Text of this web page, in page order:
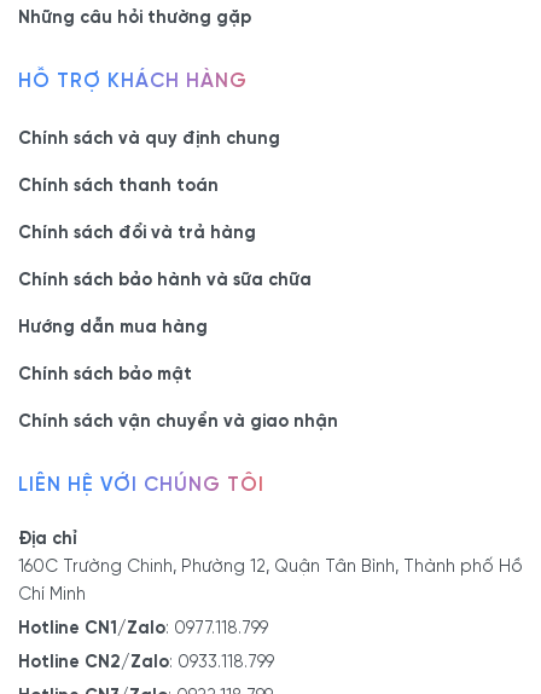
tránh làm phai màu sơn.
Hỗ trợ ưu đãi sản phẩm nội thất ViVa
Tư vấn miễn phí
Bảo hành dài hạn 5 năm và hỗ trợ trọn đời
- Showroom 1: 160C Trường Chinh, phường Bảy Hiền, Tp
-Hotline/Zalo: 0977.118.799
- Showroom 2: 606 Nguyễn Văn Quá, P. Đông Hưng
- Hotline/Zalo:
0933.118.799
- Xưởng SX: 83/10 Dương Thị Giang, P. Đông Hưng
Thuận, Tp. Hồ Chí Minh
Những câu hỏi thường gặp
HỖ TRỢ KHÁCH HÀNG
Chính sách và quy định chung
Chính sách thanh toán
Chính sách đổi và trả hàng
Chính sách bảo hành và sữa chữa
Hướng dẫn mua hàng
Chính sách bảo mật
Chính sách vận chuyển và giao nhận
LIÊN HỆ VỚI CHÚNG TÔI
Địa chỉ
160C Trường Chinh, Phường 12, Quận Tân Bình, Thành phố Hồ
Chí Minh
Hotline CN1/Zalo: 0977.118.799
Hotline CN2/Zalo: 0933.118.799